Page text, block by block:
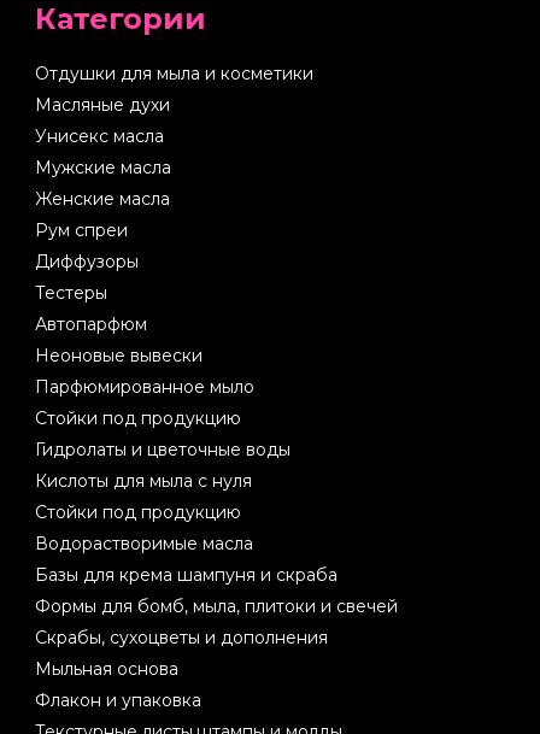
Категории
Отдушки для мыла и косметики
Масляные духи
Унисекс масла
Мужские масла
Женские масла
Рум спреи
Диффузоры
Тестеры
Автопарфюм
Неоновые вывески
Парфюмированное мыло
Стойки под продукцию
Гидролаты и цветочные воды
Кислоты для мыла с нуля
Стойки под продукцию
Водорастворимые масла
Базы для крема шампуня и скраба
Формы для бомб, мыла, плитоки и свечей
Скрабы, сухоцветы и дополнения
Мыльная основа
Флакон и упаковка